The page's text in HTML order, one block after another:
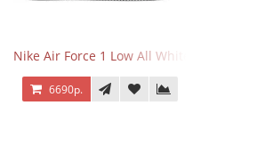
Nike Air Force 1 Low All White
6690р.